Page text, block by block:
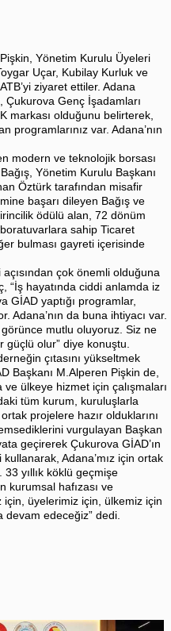
Yönetim Kurulu Üyeleri
Uçar, Kubilay Kurluk ve
ziyaret ettiler. Adana
Çukurova Genç İşadamları
markası olduğunu belirterek,
programlarınız var. Adana’nın
modern ve teknolojik borsası
Yönetim Kurulu Başkanı
Öztürk tarafından misafir
başarı dileyen Bağış ve
ödülü alan, 72 dönüm
sahip Ticaret
bulması gayreti içerisinde
çok önemli olduğuna
“İş hayatında ciddi anlamda iz
GİAD yaptığı programlar,
Adana’nın da buna ihtiyacı var.
mutlu oluyoruz. Siz ne
güçlü olur” diye konuştu.
çıtasını yükseltmek
Başkanı M.Alperen Pişkin de,
ve ülkeye hizmet için çalışmaları
tüm kurum, kuruluşlarla
projelere hazır olduklarını
vurgulayan Başkan
geçirerek Çukurova GİAD’ın
Adana’mız için ortak
yıllık köklü geçmişe
kurumsal hafızası ve
için, üyelerimiz için, ülkemiz için
edeceğiz” dedi.